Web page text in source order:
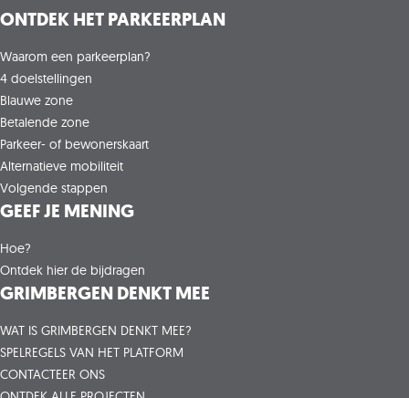
ONTDEK HET PARKEERPLAN
Waarom een parkeerplan?
4 doelstellingen
Blauwe zone
Betalende zone
Parkeer- of bewonerskaart
Alternatieve mobiliteit
Volgende stappen
GEEF JE MENING
Hoe?
Ontdek hier de bijdragen
GRIMBERGEN DENKT MEE
WAT IS GRIMBERGEN DENKT MEE?
SPELREGELS VAN HET PLATFORM
CONTACTEER ONS